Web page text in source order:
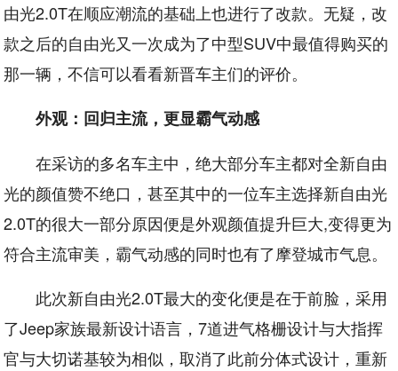
由光2.0T在顺应潮流的基础上也进行了改款。无疑，改
款之后的自由光又一次成为了中型SUV中最值得购买的
那一辆，不信可以看看新晋车主们的评价。
外观：回归主流，更显霸气动感
在采访的多名车主中，绝大部分车主都对全新自由
光的颜值赞不绝口，甚至其中的一位车主选择新自由光
2.0T的很大一部分原因便是外观颜值提升巨大,变得更为
符合主流审美，霸气动感的同时也有了摩登城市气息。
此次新自由光2.0T最大的变化便是在于前脸，采用
了Jeep家族最新设计语言，7道进气格栅设计与大指挥
官与大切诺基较为相似，取消了此前分体式设计，重新